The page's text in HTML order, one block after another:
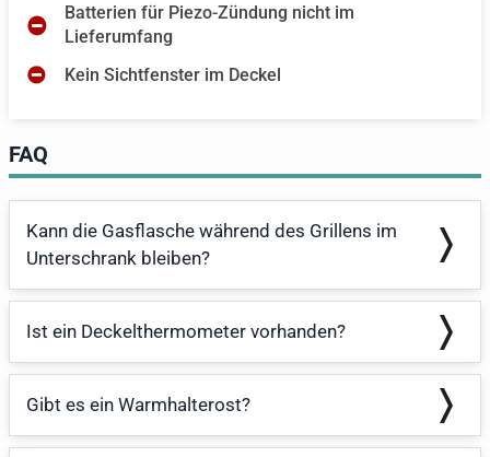
Batterien für Piezo-Zündung nicht im
Lieferumfang
Kein Sichtfenster im Deckel
FAQ
Kann die Gasflasche während des Grillens im
Unterschrank bleiben?
Ist ein Deckelthermometer vorhanden?
Gibt es ein Warmhalterost?